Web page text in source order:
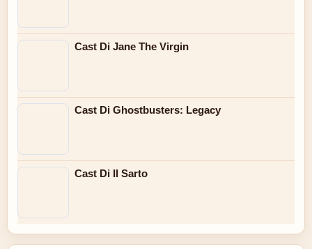
Cast Di Jane The Virgin
Cast Di Ghostbusters: Legacy
Cast Di Il Sarto